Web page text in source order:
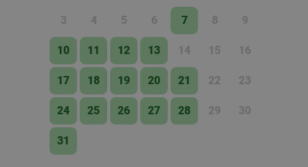
3 4 5 6 7 8 9
10 11 12 13 14 15 16
17 18 19 20 21 22 23
24 25 26 27 28 29 30
31